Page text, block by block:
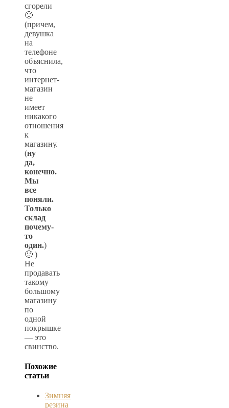
сгорели
🙂
(причем,
девушка
на
телефоне
объяснила,
что
интернет-
магазин
не
имеет
никакого
отношения
к
магазину.
(ну
да,
конечно.
Мы
все
поняли.
Только
склад
почему-
то
один.)
🙂 )
Не
продавать
такому
большому
магазину
по
одной
покрышке
— это
свинство.
Похожие
статьи
Зимняя
резина